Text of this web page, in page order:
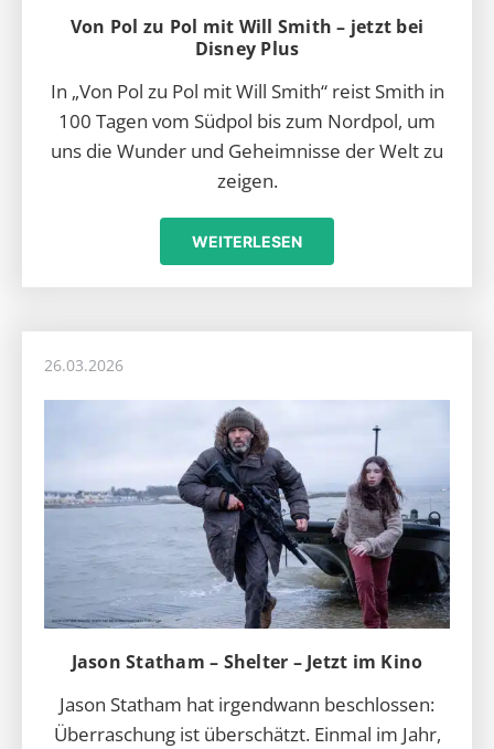
Von Pol zu Pol mit Will Smith – jetzt bei
Disney Plus
In „Von Pol zu Pol mit Will Smith“ reist Smith in
100 Tagen vom Südpol bis zum Nordpol, um
uns die Wunder und Geheimnisse der Welt zu
zeigen.
WEITERLESEN
26.03.2026
Jason Statham – Shelter – Jetzt im Kino
Jason Statham hat irgendwann beschlossen:
Überraschung ist überschätzt. Einmal im Jahr,